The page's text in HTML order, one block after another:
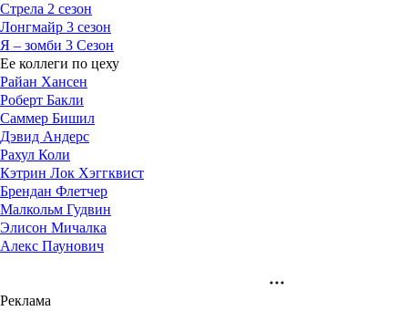
Стрела 2 сезон
Лонгмайр 3 сезон
Я – зомби 3 Сезон
Ее коллеги по цеху
Райан Хансен
Роберт Бакли
Саммер Бишил
Дэвид Андерс
Рахул Коли
Кэтрин Лок Хэггквист
Брендан Флетчер
Малкольм Гудвин
Элисон Мичалка
Алекс Паунович
Реклама